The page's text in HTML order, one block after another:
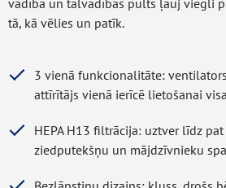
tā, kā vēlies un patīk.
3 vienā funkcionalitāte:
attīrītājs vienā ierīcē lietošanai
HEPA H13 filtrācija: uztver līdz
ziedputekšņu un mājdzīvnieku